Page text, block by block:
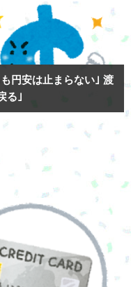
円安は止まらない｣ 渡
る｣